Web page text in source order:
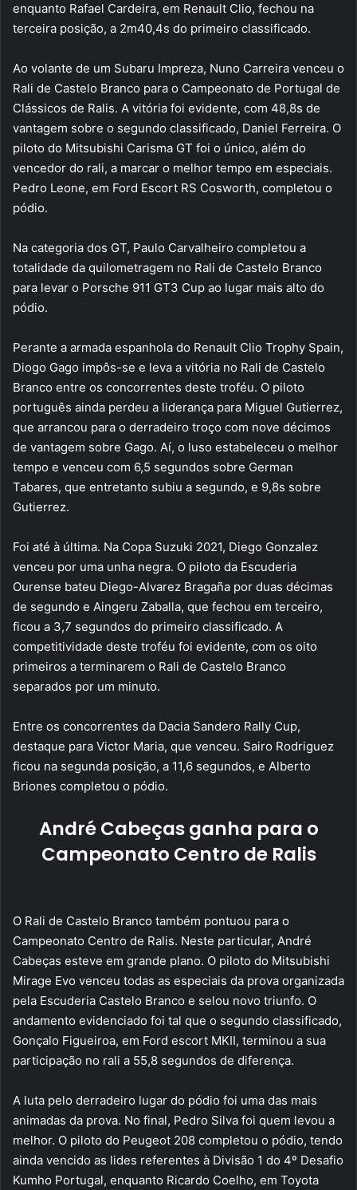
enquanto Rafael Cardeira, em Renault Clio, fechou na
terceira posição, a 2m40,4s do primeiro classificado.
Ao volante de um Subaru Impreza, Nuno Carreira venceu o
Rali de Castelo Branco para o Campeonato de Portugal de
Clássicos de Ralis. A vitória foi evidente, com 48,8s de
vantagem sobre o segundo classificado, Daniel Ferreira. O
piloto do Mitsubishi Carisma GT foi o único, além do
vencedor do rali, a marcar o melhor tempo em especiais.
Pedro Leone, em Ford Escort RS Cosworth, completou o
pódio.
Na categoria dos GT, Paulo Carvalheiro completou a
totalidade da quilometragem no Rali de Castelo Branco
para levar o Porsche 911 GT3 Cup ao lugar mais alto do
pódio.
Perante a armada espanhola do Renault Clio Trophy Spain,
Diogo Gago impôs-se e leva a vitória no Rali de Castelo
Branco entre os concorrentes deste troféu. O piloto
português ainda perdeu a liderança para Miguel Gutierrez,
que arrancou para o derradeiro troço com nove décimos
de vantagem sobre Gago. Aí, o luso estabeleceu o melhor
tempo e venceu com 6,5 segundos sobre German
Tabares, que entretanto subiu a segundo, e 9,8s sobre
Gutierrez.
Foi até à última. Na Copa Suzuki 2021, Diego Gonzalez
venceu por uma unha negra. O piloto da Escuderia
Ourense bateu Diego-Alvarez Bragaña por duas décimas
de segundo e Aingeru Zaballa, que fechou em terceiro,
ficou a 3,7 segundos do primeiro classificado. A
competitividade deste troféu foi evidente, com os oito
primeiros a terminarem o Rali de Castelo Branco
separados por um minuto.
Entre os concorrentes da Dacia Sandero Rally Cup,
destaque para Victor Maria, que venceu. Sairo Rodriguez
ficou na segunda posição, a 11,6 segundos, e Alberto
Briones completou o pódio.
André Cabeças ganha para o
Campeonato Centro de Ralis
O Rali de Castelo Branco também pontuou para o
Campeonato Centro de Ralis. Neste particular, André
Cabeças esteve em grande plano. O piloto do Mitsubishi
Mirage Evo venceu todas as especiais da prova organizada
pela Escuderia Castelo Branco e selou novo triunfo. O
andamento evidenciado foi tal que o segundo classificado,
Gonçalo Figueiroa, em Ford escort MKII, terminou a sua
participação no rali a 55,8 segundos de diferença.
A luta pelo derradeiro lugar do pódio foi uma das mais
animadas da prova. No final, Pedro Silva foi quem levou a
melhor. O piloto do Peugeot 208 completou o pódio, tendo
ainda vencido as lides referentes à Divisão 1 do 4º Desafio
Kumho Portugal, enquanto Ricardo Coelho, em Toyota